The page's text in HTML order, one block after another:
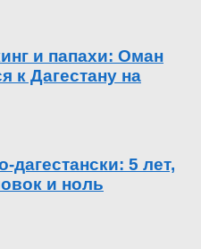
и папахи: Оман
к Дагестану на
дагестански: 5 лет,
и ноль